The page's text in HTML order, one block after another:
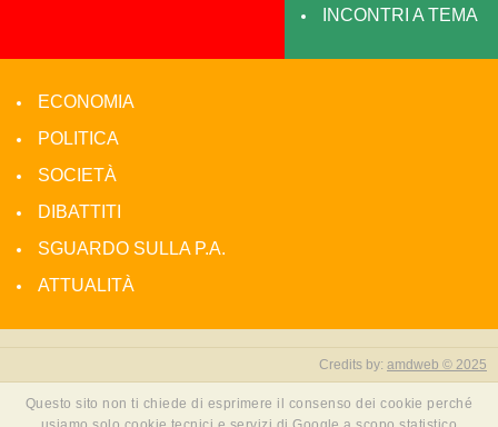
INCONTRI A TEMA
ECONOMIA
POLITICA
SOCIETÀ
DIBATTITI
SGUARDO SULLA P.A.
ATTUALITÀ
Credits by: amdweb © 2025
Questo sito non ti chiede di esprimere il consenso dei cookie perché